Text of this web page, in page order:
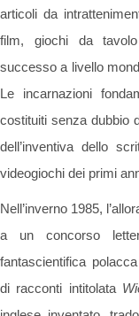
articoli da
film, giochi da
successo a livello
Le incarnazioni
costituiti senza dubbio
dell’inventiva dello
videogiochi dei primi
Nell’inverno 1985,
a un concorso
fantascientifica
di racconti intitolata